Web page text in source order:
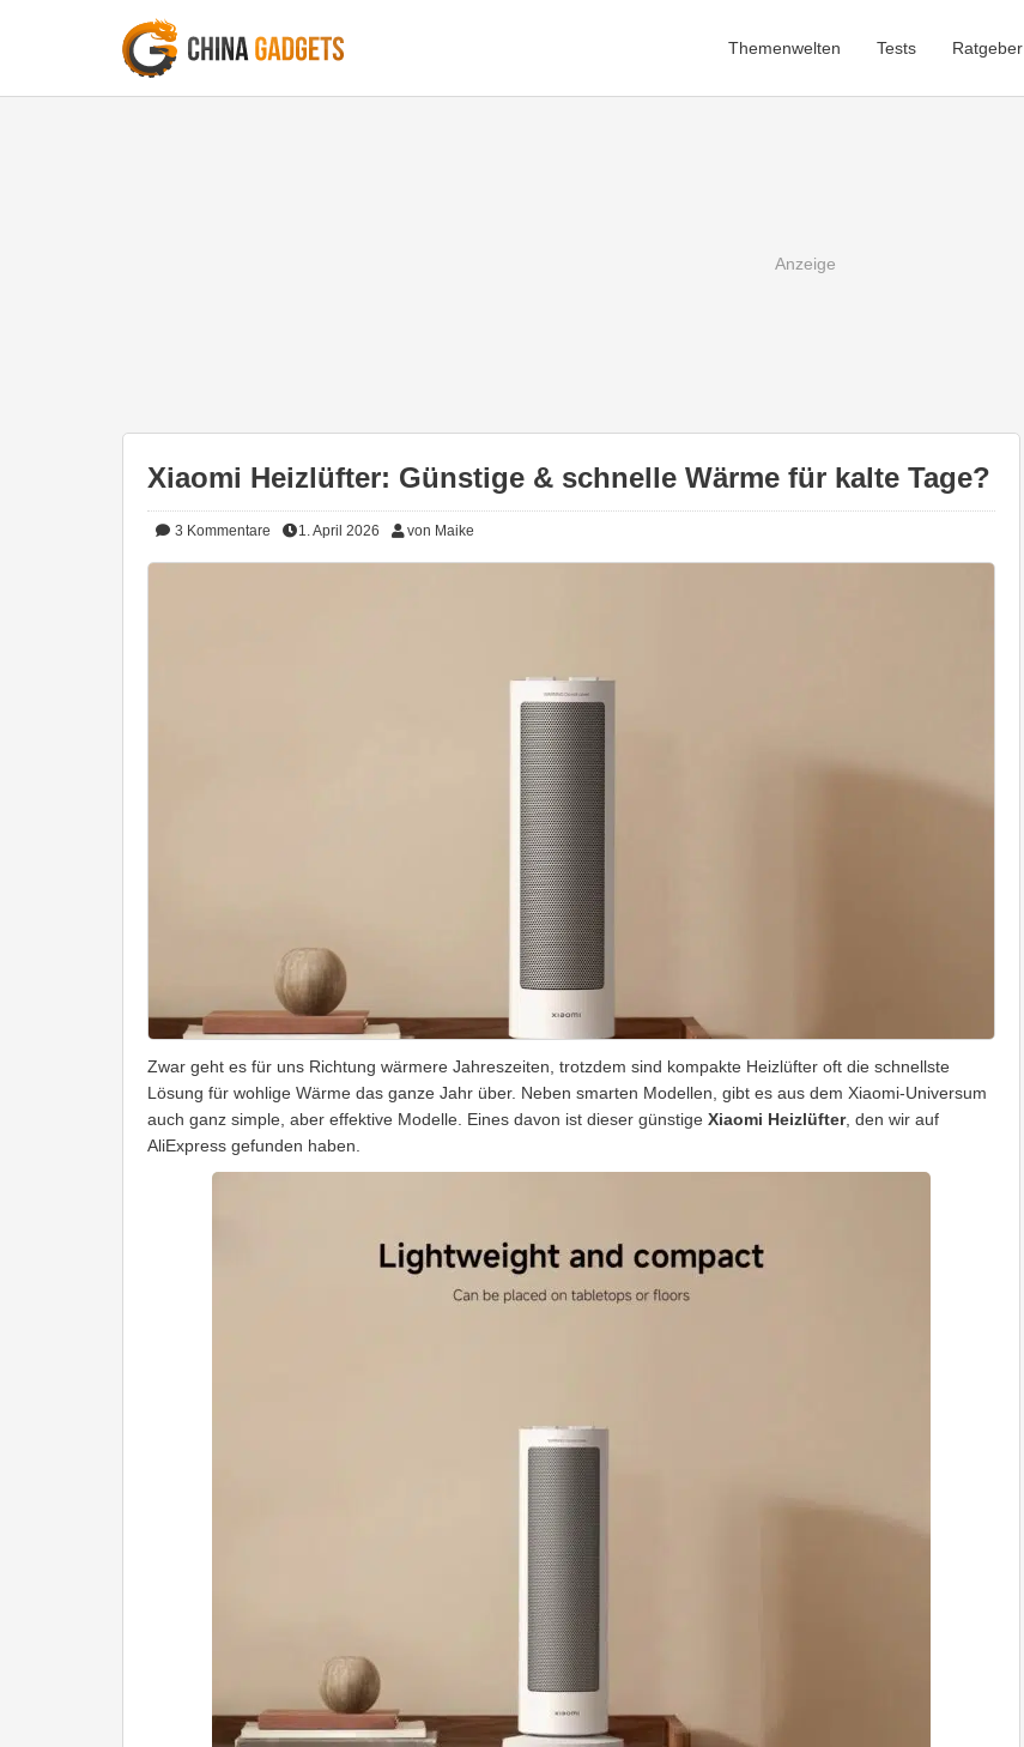
Themenwelten Tests Ratgeber
Xiaomi Heizlüfter: Günstige & schnelle Wärme für kalte Tage?
3 Kommentare 1. April 2026 von Maike
Zwar geht es für uns Richtung wärmere Jahreszeiten, trotzdem sind kompakte Heizlüfter oft die schnellste
Lösung für wohlige Wärme das ganze Jahr über. Neben smarten Modellen, gibt es aus dem Xiaomi-Universum
auch ganz simple, aber effektive Modelle. Eines davon ist dieser günstige Xiaomi Heizlüfter, den wir auf
AliExpress gefunden haben.